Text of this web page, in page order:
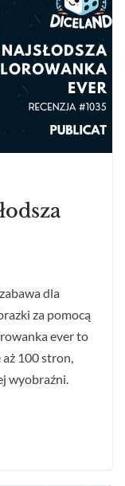
dla
za pomocą
ever to
aż 100 stron,
wyobraźni.